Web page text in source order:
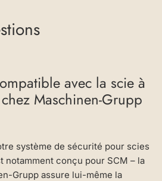
avec la scie à
Maschinen-Grupp
système de sécurité pour scies
notamment conçu pour SCM – la
Grupp assure lui-même la